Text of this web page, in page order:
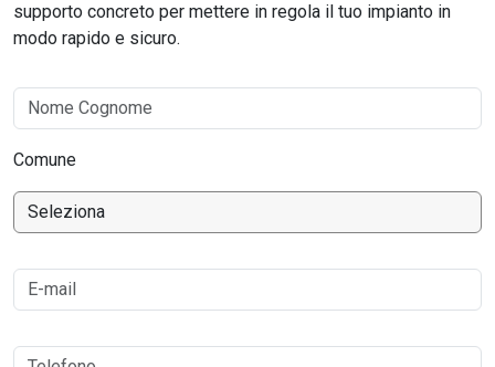
supporto concreto per mettere in regola il tuo impianto in
modo rapido e sicuro.
Comune